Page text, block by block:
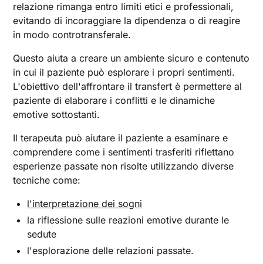
relazione rimanga entro limiti etici e professionali,
evitando di incoraggiare la dipendenza o di reagire
in modo controtransferale.
Questo aiuta a creare un ambiente sicuro e contenuto
in cui il paziente può esplorare i propri sentimenti.
L'obiettivo dell'affrontare il transfert è permettere al
paziente di elaborare i conflitti e le dinamiche
emotive sottostanti.
Il terapeuta può aiutare il paziente a esaminare e
comprendere come i sentimenti trasferiti riflettano
esperienze passate non risolte utilizzando diverse
tecniche come:
l'interpretazione dei sogni
la riflessione sulle reazioni emotive durante le
sedute
l'esplorazione delle relazioni passate.